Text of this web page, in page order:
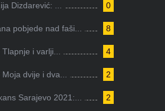
0
Dizdarević: ...
8
pobjede nad faši...
4
i varlji...
2
dvije i dva...
2
Sarajevo 2021:...